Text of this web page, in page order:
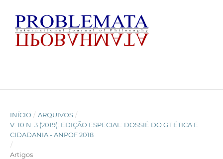
INÍCIO / ARQUIVOS /
V. 10 N. 3 (2019): EDIÇÃO ESPECIAL: DOSSIÊ DO GT ÉTICA E
CIDADANIA - ANPOF 2018
/
Artigos